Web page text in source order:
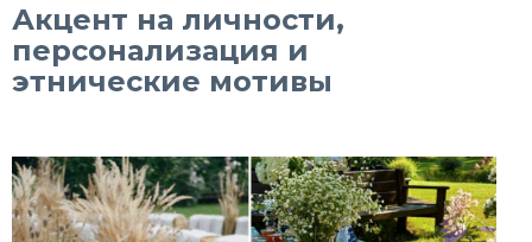
Акцент на личности,
персонализация и
этнические мотивы